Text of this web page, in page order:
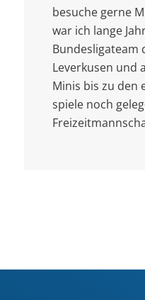
besuche gerne
war ich lange
Bundesligateam
Leverkusen und
Minis bis zu den
spiele noch